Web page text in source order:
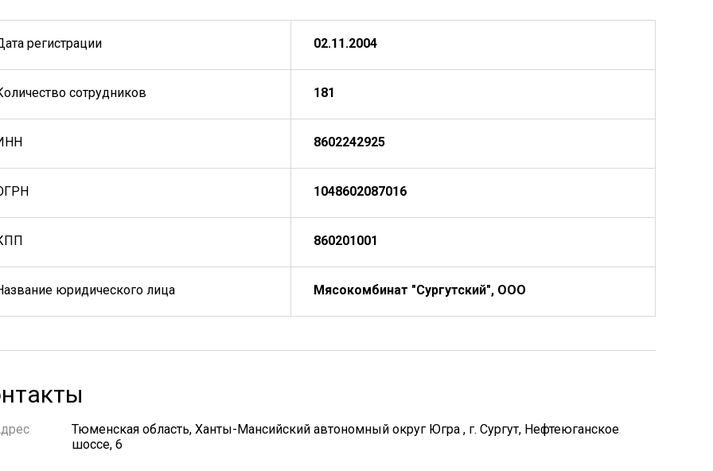
регистрации 02.11.2004
сотрудников 181
8602242925
1048602087016
860201001
юридического лица Мясокомбинат "Сургутский", ООО
Тюменская область, Ханты-Мансийский автономный округ Югра , г. Сургут, Нефтеюганское
шоссе, 6